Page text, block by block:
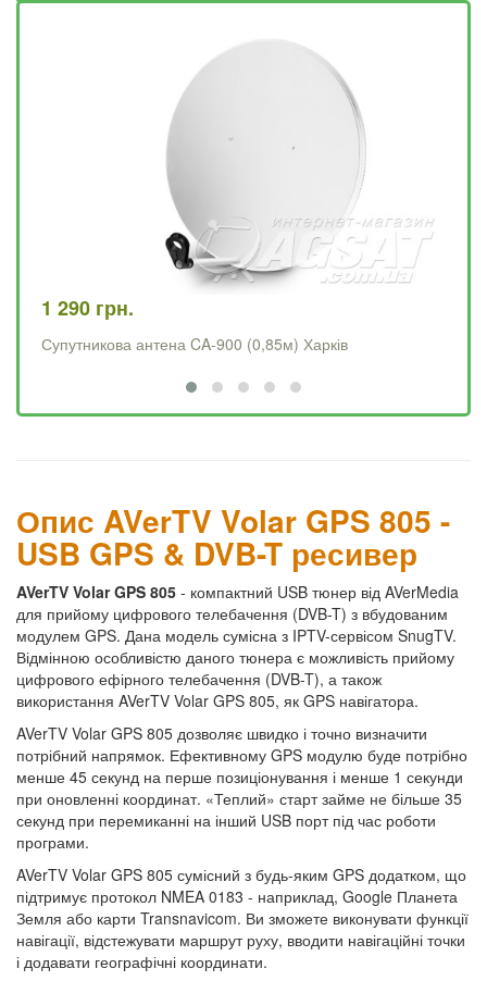
1 290 грн.
Супутникова антена CA-900 (0,85м) Харків
Опис AVerTV Volar GPS 805 -
USB GPS & DVB-T ресивер
AVerTV Volar GPS 805 - компактний USB тюнер від AVerMedia
для прийому цифрового телебачення (DVB-T) з вбудованим
модулем GPS. Дана модель сумісна з IPTV-сервісом SnugTV.
Відмінною особливістю даного тюнера є можливість прийому
цифрового ефірного телебачення (DVB-T), а також
використання AVerTV Volar GPS 805, як GPS навігатора.
AVerTV Volar GPS 805 дозволяє швидко і точно визначити
потрібний напрямок. Ефективному GPS модулю буде потрібно
менше 45 секунд на перше позиціонування і менше 1 секунди
при оновленні координат. «Теплий» старт займе не більше 35
секунд при перемиканні на інший USB порт під час роботи
програми.
AVerTV Volar GPS 805 сумісний з будь-яким GPS додатком, що
підтримує протокол NMEA 0183 - наприклад, Google Планета
Земля або карти Transnavicom. Ви зможете виконувати функції
навігації, відстежувати маршрут руху, вводити навігаційні точки
і додавати географічні координати.